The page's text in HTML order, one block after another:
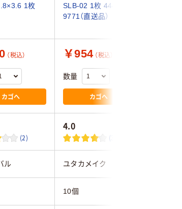
1枚
SLB-02 1枚 444-
9771（直送品）
（税込）
カゴへ
￥954 （税込）
数量
カゴへ
(2)
4.0
(3)
ル ユタカメイク
10個